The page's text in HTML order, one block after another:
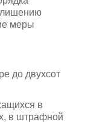
лишению
меры
до двухсот
в
в штрафной